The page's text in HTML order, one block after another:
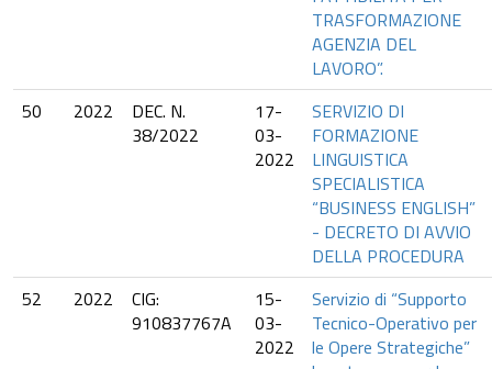
TRASFORMAZIONE
AGENZIA DEL
LAVORO”.
50
2022
DEC. N.
38/2022
17-
03-
2022
SERVIZIO DI
FORMAZIONE
LINGUISTICA
SPECIALISTICA
“BUSINESS ENGLISH”
- DECRETO DI AVVIO
DELLA PROCEDURA
52
2022
CIG:
910837767A
15-
03-
2022
Servizio di “Supporto
Tecnico-Operativo per
le Opere Strategiche”